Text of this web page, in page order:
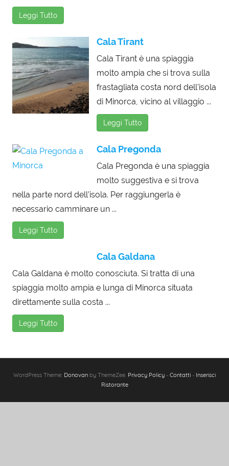
Leggi Tutto
Cala Tirant
Cala Tirant è una spiaggia
molto ampia che si trova sulla
frastagliata costa nord dell'isola
di Minorca, vicino al villaggio ...
Leggi Tutto
Cala Pregonda
Cala Pregonda è una spiaggia
molto suggestiva e si trova
nella parte nord dell'isola. Per raggiungerla è
necessario camminare un ...
Leggi Tutto
Cala Galdana
Cala Galdana è molto conosciuta. Si tratta di una
spiaggia molto ampia e lunga di Minorca situata
direttamente sulla costa ...
Leggi Tutto
WordPress Theme: Donovan by ThemeZee. Privacy Policy - Contatti - Inserisci
Ristorante